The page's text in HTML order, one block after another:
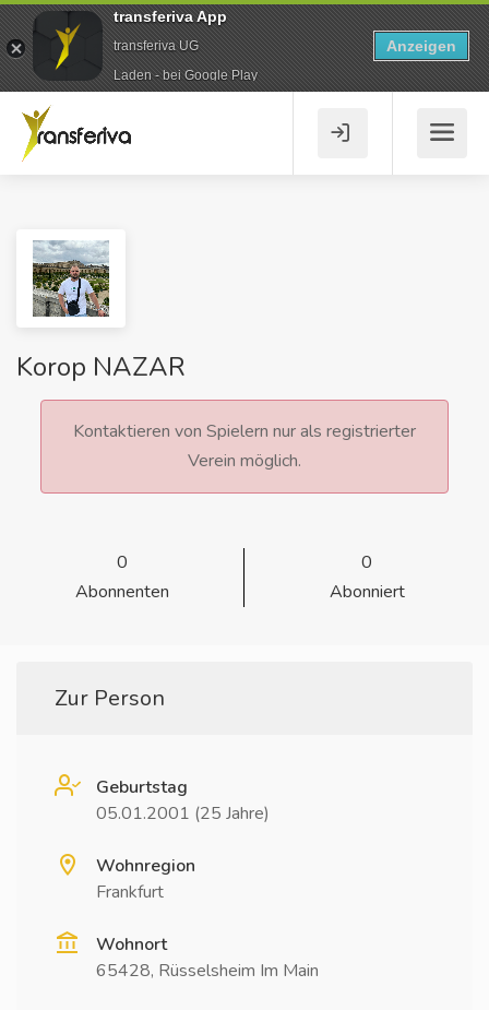
Korop NAZAR
Kontaktieren von Spielern nur als registrierter
Verein möglich.
0
Abonnenten
0
Abonniert
Zur Person
Geburtstag
05.01.2001 (25 Jahre)
Wohnregion
Frankfurt
Wohnort
65428, Rüsselsheim Im Main
transferiva App
transferiva UG
Laden - bei Google Play
Anzeigen